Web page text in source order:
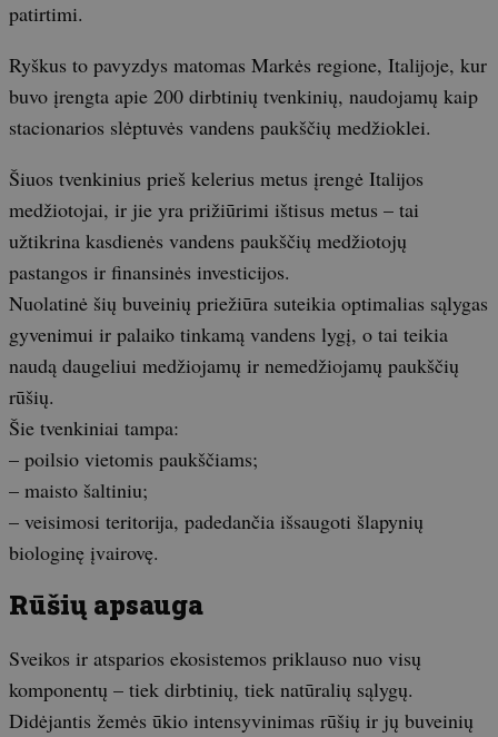
patirtimi.
Ryškus to pavyzdys matomas Markės regione, Italijoje, kur
buvo įrengta apie 200 dirbtinių tvenkinių, naudojamų kaip
stacionarios slėptuvės vandens paukščių medžioklei.
Šiuos tvenkinius prieš kelerius metus įrengė Italijos
medžiotojai, ir jie yra prižiūrimi ištisus metus – tai
užtikrina kasdienės vandens paukščių medžiotojų
pastangos ir finansinės investicijos.
Nuolatinė šių buveinių priežiūra suteikia optimalias sąlygas
gyvenimui ir palaiko tinkamą vandens lygį, o tai teikia
naudą daugeliui medžiojamų ir nemedžiojamų paukščių
rūšių.
Šie tvenkiniai tampa:
– poilsio vietomis paukščiams;
– maisto šaltiniu;
– veisimosi teritorija, padedančia išsaugoti šlapynių
biologinę įvairovę.
Rūšių apsauga
Sveikos ir atsparios ekosistemos priklauso nuo visų
komponentų – tiek dirbtinių, tiek natūralių sąlygų.
Didėjantis žemės ūkio intensyvinimas rūšių ir jų buveinių